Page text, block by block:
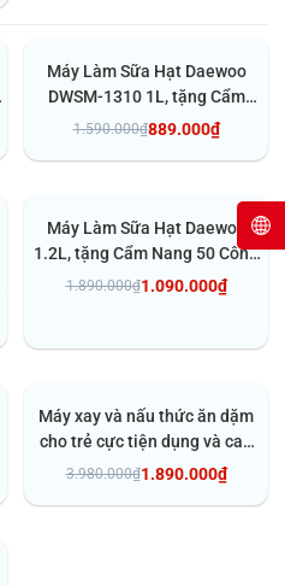
Máy Làm Sữa Hạt Daewoo
DWSM-1310 1L, tặng Cẩm
Nang 50 Công Thức - Máy Xay
1.590.000₫889.000₫
Máy Làm Sữa Hạt Daewoo
1.2L, tặng Cẩm Nang 50 Công
Thức - Máy Xay Nấu Đa Năng
1.890.000₫1.090.000₫
Máy xay và nấu thức ăn dặm
cho trẻ cực tiện dụng và cao
cấp Hanil HBF-300 Made in
3.980.000₫1.890.000₫